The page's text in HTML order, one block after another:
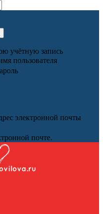
учётную запись
пользователя
электронной почты
почте.